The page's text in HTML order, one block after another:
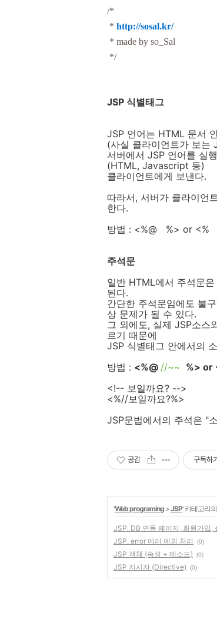
/*
* http://sosal.kr/
* made by so_Sal
*/
JSP 식별태그
JSP 언어는 HTML 문서
(사실 클라이언트가 보는
서버에서 JSP 언어를 실
(HTML, Javascript 등)
클라이언트에게 보낸다.
따라서, 서버가 클라이언
한다.
방법 : <%@ %> or
주석문
일반 HTML에서 주석문
된다.
간단한 주석문임에도 불
상 문제가 될 수 있다.
그 외에도, 실제 JSP소스
르기 때문에
JSP 식별태그 안에서의
방법 : <%@ //~~ %> or
<!-- 보일까요? -->
<%//보일까요?%>
JSP문법에서의 주석은 "
공감 구독하기
'Web programing >JSP' 카테고리
JSP. DB 연동 페이지, 회원가입,
JSP. error 에러 예외 처리 (0)
JSP 객체 (속성 + 메소드) (0)
JSP 지시자 (Directive) (0)